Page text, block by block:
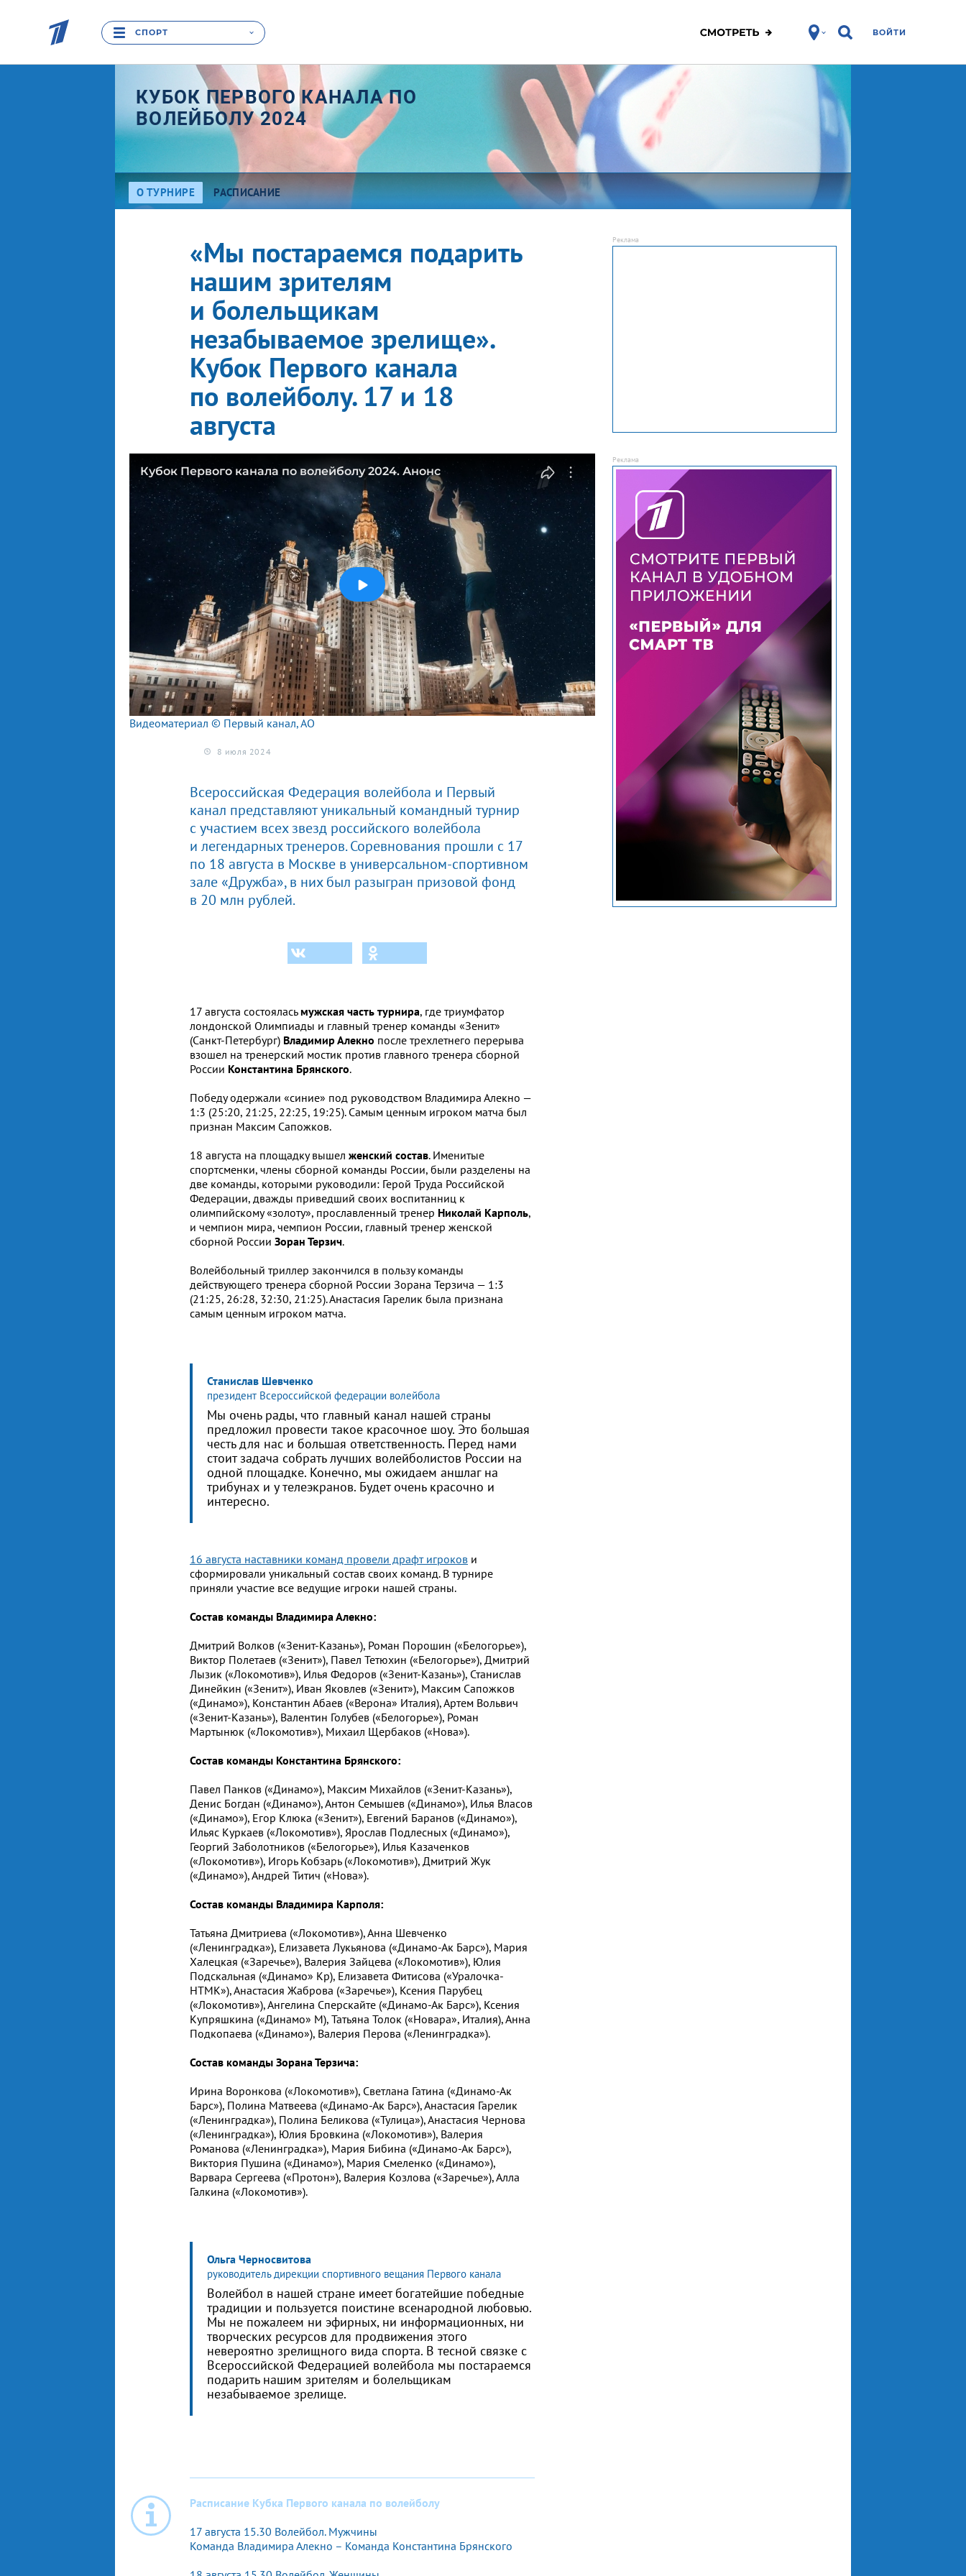
СПОРТ ВОЙТИ
КУБОК ПЕРВОГО КАНАЛА ПО
ВОЛЕЙБОЛУ 2024
О ТУРНИРЕ РАСПИСАНИЕ
«Мы постараемся подарить
нашим зрителям
и болельщикам
незабываемое зрелище».
Кубок Первого канала
по волейболу. 17 и 18
августа
Кубок Первого канала по волейболу 2024. Анонс
Видеоматериал © Первый канал, АО
8 июля 2024
Всероссийская Федерация волейбола и Первый
канал представляют уникальный командный турнир
с участием всех звезд российского волейбола
и легендарных тренеров. Соревнования прошли с 17
по 18 августа в Москве в универсальном-спортивном
зале «Дружба», в них был разыгран призовой фонд
в 20 млн рублей.
17 августа состояласьмужская часть турнира, где триумфатор
лондонской Олимпиады и главный тренер команды «Зенит»
(Санкт-Петербург) Владимир Алекно после трехлетнего перерыва
взошел на тренерский мостик против главного тренера сборной
России Константина Брянского.
Победу одержали «синие» под руководством Владимира Алекно —
1:3 (25:20, 21:25, 22:25, 19:25). Самым ценным игроком матча был
признан Максим Сапожков.
18 августа на площадку вышел женский состав. Именитые
спортсменки, члены сборной команды России, были разделены на
две команды, которыми руководили: Герой Труда Российской
Федерации, дважды приведший своих воспитанниц к
олимпийскому «золоту», прославленный тренер Николай Карполь,
и чемпион мира, чемпион России, главный тренер женской
сборной России Зоран Терзич.
Волейбольный триллер закончился в пользу команды
действующего тренера сборной России Зорана Терзича — 1:3
(21:25, 26:28, 32:30, 21:25). Анастасия Гарелик была признана
самым ценным игроком матча.
Станислав Шевченко
президент Всероссийской федерации волейбола
Мы очень рады, что главный канал нашей страны
предложил провести такое красочное шоу. Это большая
честь для нас и большая ответственность. Перед нами
стоит задача собрать лучших волейболистов России на
одной площадке. Конечно, мы ожидаем аншлаг на
трибунах и у телеэкранов. Будет очень красочно и
интересно.
16 августа наставники команд провели драфт игроков и
сформировали уникальный состав своих команд. В турнире
приняли участие все ведущие игроки нашей страны.
Состав команды Владимира Алекно:
Дмитрий Волков («Зенит-Казань»), Роман Порошин («Белогорье»),
Виктор Полетаев («Зенит»), Павел Тетюхин («Белогорье»), Дмитрий
Лызик («Локомотив»), Илья Федоров («Зенит-Казань»), Станислав
Динейкин («Зенит»), Иван Яковлев («Зенит»), Максим Сапожков
(«Динамо»), Константин Абаев («Верона» Италия), Артем Вольвич
(«Зенит-Казань»), Валентин Голубев («Белогорье»), Роман
Мартынюк («Локомотив»), Михаил Щербаков («Нова»).
Состав команды Константина Брянского:
Павел Панков («Динамо»), Максим Михайлов («Зенит-Казань»),
Денис Богдан («Динамо»), Антон Семышев («Динамо»), Илья Власов
(«Динамо»), Егор Клюка («Зенит»), Евгений Баранов («Динамо»),
Ильяс Куркаев («Локомотив»), Ярослав Подлесных («Динамо»),
Георгий Заболотников («Белогорье»), Илья Казаченков
(«Локомотив»), Игорь Кобзарь («Локомотив»), Дмитрий Жук
(«Динамо»), Андрей Титич («Нова»).
Состав команды Владимира Карполя:
Татьяна Дмитриева («Локомотив»), Анна Шевченко
(«Ленинградка»), Елизавета Лукьянова («Динамо-Ак Барс»), Мария
Халецкая («Заречье»), Валерия Зайцева («Локомотив»), Юлия
Подскальная («Динамо» Кр), Елизавета Фитисова («Уралочка-
НТМК»), Анастасия Жаброва («Заречье»), Ксения Парубец
(«Локомотив»), Ангелина Сперскайте («Динамо-Ак Барс»), Ксения
Купряшкина («Динамо» М), Татьяна Толок («Новара», Италия), Анна
Подкопаева («Динамо»), Валерия Перова («Ленинградка»).
Состав команды Зорана Терзича:
Ирина Воронкова («Локомотив»), Светлана Гатина («Динамо-Ак
Барс»), Полина Матвеева («Динамо-Ак Барс»), Анастасия Гарелик
(«Ленинградка»), Полина Беликова («Тулица»), Анастасия Чернова
(«Ленинградка»), Юлия Бровкина («Локомотив»), Валерия
Романова («Ленинградка»), Мария Бибина («Динамо-Ак Барс»),
Виктория Пушина («Динамо»), Мария Смеленко («Динамо»),
Варвара Сергеева («Протон»), Валерия Козлова («Заречье»), Алла
Галкина («Локомотив»).
Ольга Черносвитова
руководитель дирекции спортивного вещания Первого канала
Волейбол в нашей стране имеет богатейшие победные
традиции и пользуется поистине всенародной любовью.
Мы не пожалеем ни эфирных, ни информационных, ни
творческих ресурсов для продвижения этого
невероятно зрелищного вида спорта. В тесной связке с
Всероссийской Федерацией волейбола мы постараемся
подарить нашим зрителям и болельщикам
незабываемое зрелище.
Расписание Кубка Первого канала по волейболу
17 августа 15.30 Волейбол. Мужчины
Команда Владимира Алекно – Команда Константина Брянского